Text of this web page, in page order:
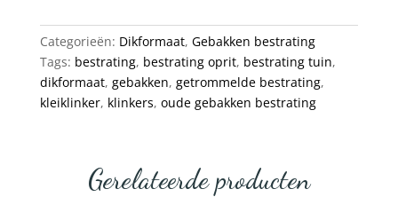
Categorieën: Dikformaat, Gebakken bestrating
Tags: bestrating, bestrating oprit, bestrating tuin,
dikformaat, gebakken, getrommelde bestrating,
kleiklinker, klinkers, oude gebakken bestrating
Gerelateerde producten